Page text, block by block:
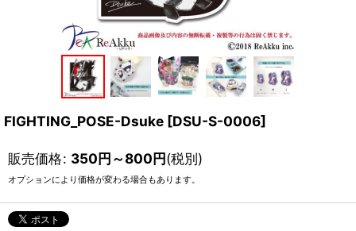
FIGHTING_POSE-Dsuke [DSU-S-0006]
販売価格: 350円～800円(税別)
オプションにより価格が変わる場合もあります。